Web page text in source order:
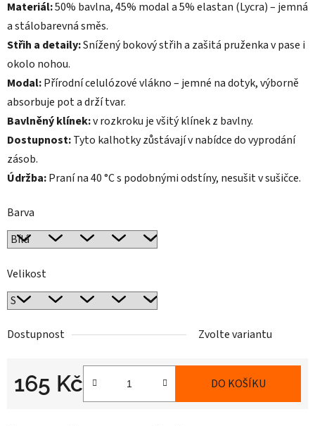
Materiál:50% bavlna, 45% modal a 5% elastan (Lycra)– jemná
astálobarevná směs.
Střih a detaily:Snížený bokový střih a zašitá pruženkav pase i
okolo nohou.
Modal:Přírodnícelulózové vlákno – jemné na dotyk,výborně
absorbuje pot a drží tvar.
Bavlněný klínek:vrozkroku je všitý klínek z bavlny.
Dostupnost:Tyto kalhotky zůstávajív nabídce do vyprodání
zásob.
Údržba:Praní na 40 °C s podobnýmiodstíny, nesušit vsušičce.
Barva
Velikost
Dostupnost Zvolte variantu
165 Kč DO KOŠÍKU